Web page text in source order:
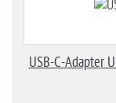
USB-C-Adapter